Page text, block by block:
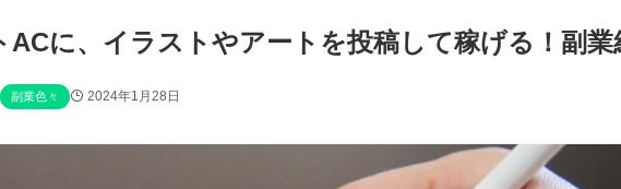
ACに、イラストやアートを投稿して稼げる！副業
副業色々 2024年1月28日